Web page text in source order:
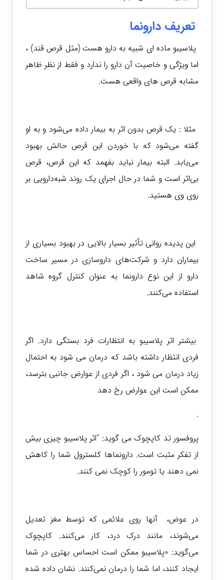
تعریف دارونما
پلاسیبو ماده ای شبیه به دارو هست (مثل قرص قند) ،
اما ویژگی و خاصیت آن دارو را ندارد و فقط از نظر ظاهر
مشابه قرص های واقعی هست.
مثلا :یک قرص بدون اثر به بیمار داده می‌شود و به او
گفته می‌شود که با خوردن این قرص حالش بهبود
می‌یابد. البته بیمار نباید بفهمد که این قرص، قرص
بی‌اثر است و شما در حال اجرای یک روند شبه‌دارویی بر
روی وی هستید.
این پدیده روانی تأثیر بسیار بالایی در بهبود بسیاری از
بیماران دارد و شرکت‌های داروسازی در مسیر ساخت
دارو از این نوع دارونما به عنوان کنترل گروه شاهد
استفاده می‌کنند.
بیشتر اثر پلاسیبو به انتظارات فرد بستگی دارد. اگر
فردی انتظار داشته باشد که درمان می شود به احتمال
زیاد درمان می شود ، اگر فردی از عوارض جانبی بترسد،
ممکن است این عوارض رخ دهد
.
پروفسور تد کاپچوک می گوید: “اثر پلاسیبو چیزی بیش
از تفکر مثبت است. دارونماها کلسترول شما را کاهش
نمی دهند یا تومور را کوچک نمی کنند.
در عوض، آنها روی علائمی که توسط مغز تعدیل
می‌شوند، مانند درک درد، کار می‌کنند. کاپچوک
می‌گوید: «پلاسیبو ممکن است احساس بهتری در شما
ایجاد کنند، اما شما را درمان نمی‌کنند. نشان داده شده